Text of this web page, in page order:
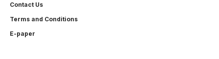
Contact Us
Terms and Conditions
E-paper